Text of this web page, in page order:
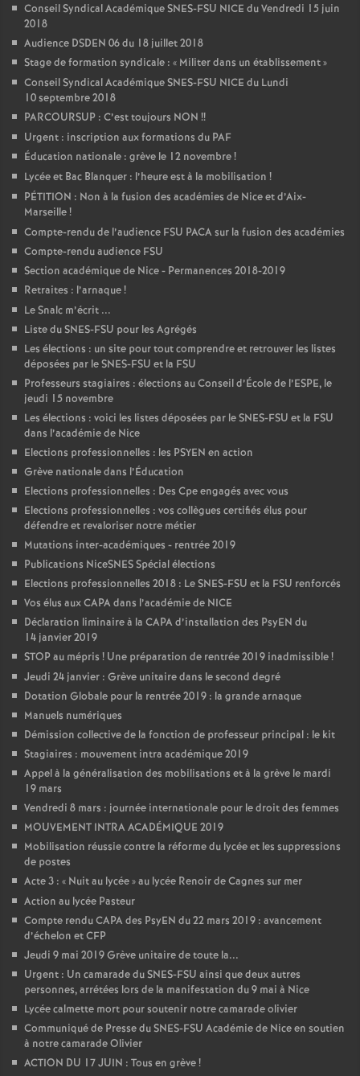
Conseil Syndical Académique SNES-FSU NICE du Vendredi 15 juin
2018
Audience DSDEN 06 du 18 juillet 2018
Stage de formation syndicale : « Militer dans un établissement»
Conseil Syndical Académique SNES-FSU NICE du Lundi
10 septembre 2018
PARCOURSUP : C’est toujours NON !!
Urgent : inscription aux formations du PAF
Éducation nationale : grève le 12 novembre!
Lycée et Bac Blanquer : l’heure est à la mobilisation !
PÉTITION : Non à la fusion des académies de Nice et d’Aix-
Marseille!
Compte-rendu de l’audience FSU PACA sur la fusion des académies
Compte-rendu audience FSU
Section académique de Nice - Permanences 2018-2019
Retraites : l’arnaque!
Le Snalc m’écrit ...
Liste du SNES-FSU pour les Agrégés
Les élections : un site pour tout comprendre et retrouver les listes
déposées par le SNES-FSU et la FSU
Professeurs stagiaires : élections au Conseil d’École de l’ESPE, le
jeudi 15 novembre
Les élections : voici les listes déposées par le SNES-FSU et la FSU
dans l’académie de Nice
Elections professionnelles : les PSYEN en action
Grève nationale dans l’Éducation
Elections professionnelles : Des Cpe engagés avec vous
Elections professionnelles : vos collègues certifiés élus pour
défendre et revaloriser notre métier
Mutations inter-académiques - rentrée 2019
Publications NiceSNES Spécial élections
Elections professionnelles 2018 : Le SNES-FSU et la FSU renforcés
Vos élus aux CAPA dans l’académie de NICE
Déclaration liminaire à la CAPA d’installation des PsyEN du
14 janvier 2019
STOP au mépris ! Une préparation de rentrée 2019 inadmissible!
Jeudi 24 janvier : Grève unitaire dans le second degré
Dotation Globale pour la rentrée 2019 : la grande arnaque
Manuels numériques
Démission collective de la fonction de professeur principal : le kit
Stagiaires : mouvement intra académique 2019
Appel à la généralisation des mobilisations et à la grève le mardi
19 mars
Vendredi 8 mars : journée internationale pour le droit des femmes
MOUVEMENT INTRA ACADÉMIQUE 2019
Mobilisation réussie contre la réforme du lycée et les suppressions
de postes
Acte 3 : « Nuit au lycée» au lycée Renoir de Cagnes sur mer
Action au lycée Pasteur
Compte rendu CAPA des PsyEN du 22 mars 2019 : avancement
d’échelon et CFP
Jeudi 9 mai 2019 Grève unitaire de toute la...
Urgent : Un camarade du SNES-FSU ainsi que deux autres
personnes, arrétées lors de la manifestation du 9 mai à Nice
Lycée calmette mort pour soutenir notre camarade olivier
Communiqué de Presse du SNES-FSU Académie de Nice en soutien
à notre camarade Olivier
ACTION DU 17 JUIN : Tous en grève!